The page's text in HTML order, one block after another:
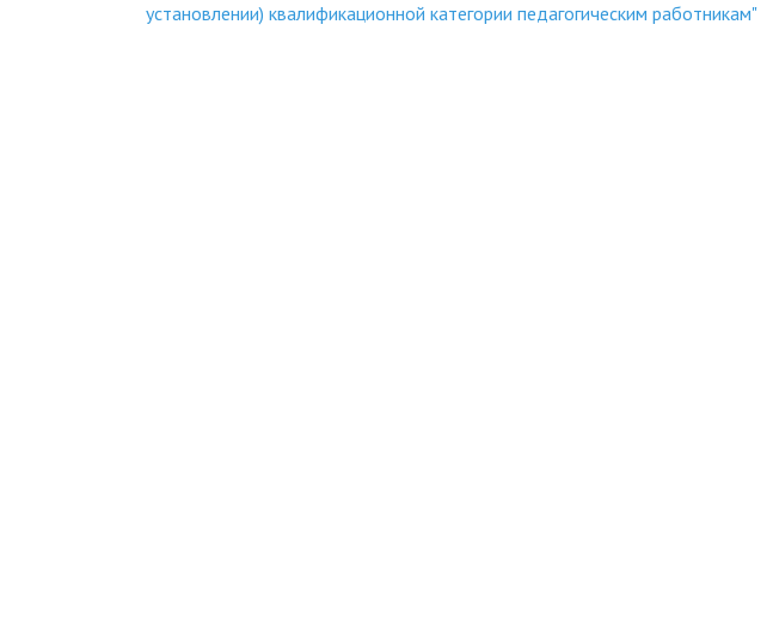
установлении) квалификационной категории педагогическим работникам"